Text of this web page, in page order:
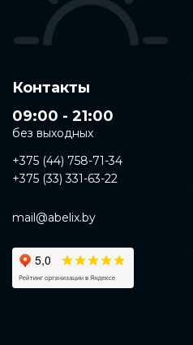
Контакты
09:00 - 21:00
без выходных
+375 (44) 758-71-34
+375 (33) 331-63-22
mail@abelix.by